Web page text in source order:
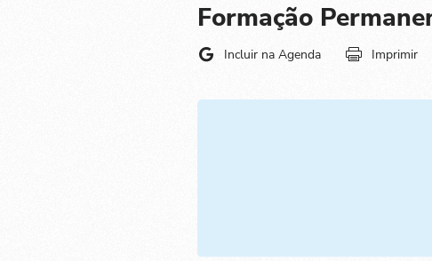
Formação
Incluir na Agenda Imprimir